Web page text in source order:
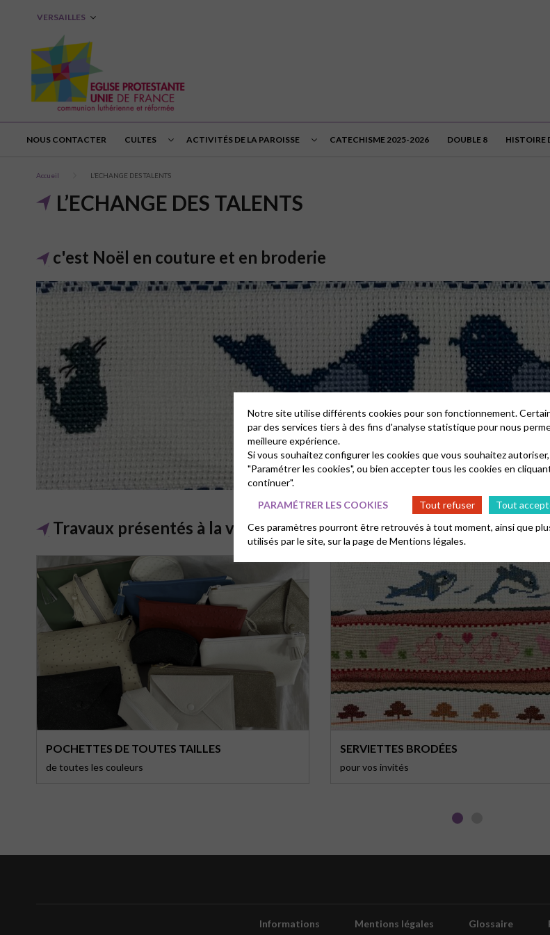
VERSAILLES
NOUS CONTACTER CULTES ACTIVITÉS DE LA PAROISSE CATECHISME 2025-2026 DOUBLE 8 HISTOIRE
Accueil L’ECHANGE DES TALENTS
L’ECHANGE DES TALENTS
c'est Noël en couture et en broderie
Travaux présentés à la vente
POCHETTES DE TOUTES TAILLES
de toutes les couleurs
SERVIETTES BRODÉES
pour vos invités
Informations Mentions légales Glossaire
Notre site utilise différents cookies pour son fonctionnement.
par des services tiers à des fins d'analyse statistique pour nous
meilleure expérience.
Si vous souhaitez configurer les cookies que vous souhaitez
"Paramétrer les cookies", ou bien accepter tous les cookies en
continuer".
PARAMÉTRER LES COOKIES
Tout refuser
Tout
Ces paramètres pourront être retrouvés à tout moment, ainsi que
utilisés par le site, sur la page deMentions légales.